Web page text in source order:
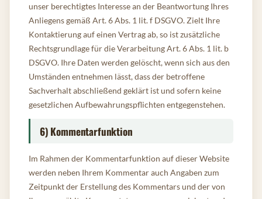
unser berechtigtes Interesse an der Beantwortung Ihres
Anliegens gemäß Art. 6 Abs. 1 lit. f DSGVO. Zielt Ihre
Kontaktierung auf einen Vertrag ab, so ist zusätzliche
Rechtsgrundlage für die Verarbeitung Art. 6 Abs. 1 lit. b
DSGVO. Ihre Daten werden gelöscht, wenn sich aus den
Umständen entnehmen lässt, dass der betroffene
Sachverhalt abschließend geklärt ist und sofern keine
gesetzlichen Aufbewahrungspflichten entgegenstehen.
6) Kommentarfunktion
Im Rahmen der Kommentarfunktion auf dieser Website
werden neben Ihrem Kommentar auch Angaben zum
Zeitpunkt der Erstellung des Kommentars und der von